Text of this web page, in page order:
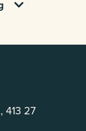
413 27